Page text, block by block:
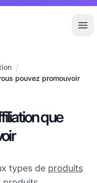
/
pouvez promouvoir
que
types de produits